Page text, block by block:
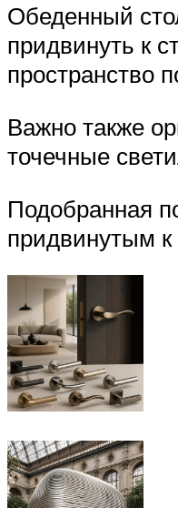
Обеденный
придвинуть к
пространство
Важно также
точечные
Подобранная
придвинутым к